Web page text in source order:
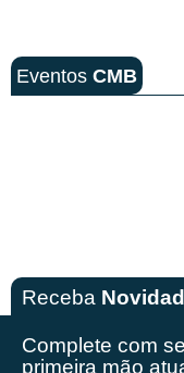
Eventos CMB
Receba
Complete com
primeira mão